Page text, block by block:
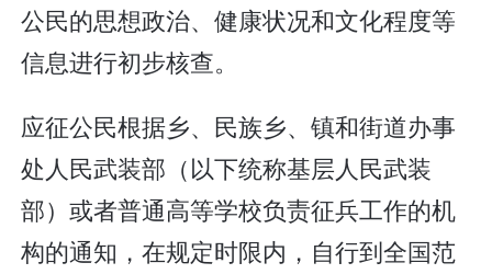
公民的思想政治、健康状况和文化程度等
信息进行初步核查。
应征公民根据乡、民族乡、镇和街道办事
处人民武装部（以下统称基层人民武装
部）或者普通高等学校负责征兵工作的机
构的通知，在规定时限内，自行到全国范